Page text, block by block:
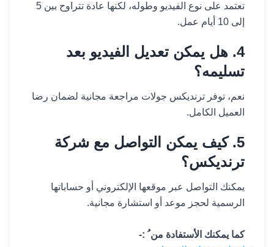
تعتمد على نوع الفيديو وطوله، لكنها عادة تتراوح بين 5
إلى 10 أيام عمل.
4. هل يمكن تعديل الفيديو بعد
تسليمه؟
نعم، توفر ترنديكس جولات مراجعة مجانية لضمان رضا
العميل الكامل.
5. كيف يمكن التواصل مع شركة
ترنديكس؟
يمكنك التواصل عبر موقعها الإلكتروني أو حساباتها
الرسمية لحجز موعد أو استشارة مجانية.
كما يمكنك الأستفادة من ُ :-